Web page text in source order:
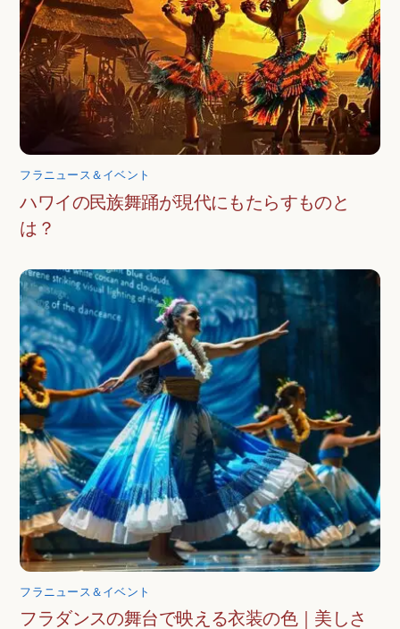
フラニュース＆イベント
ハワイの民族舞踊が現代にもたらすものと
は？
フラニュース＆イベント
フラダンスの舞台で映える衣装の色｜美しさ